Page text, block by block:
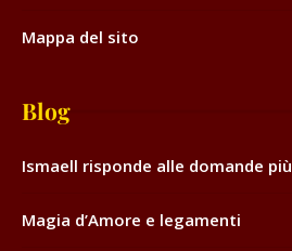
Mappa del sito
Blog
Ismaell risponde alle domande
Magia d’Amore e legamenti